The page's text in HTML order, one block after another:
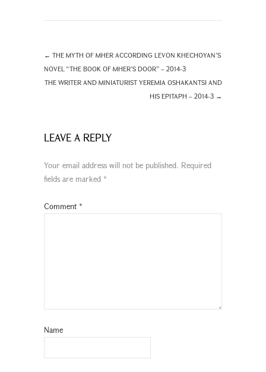
← THE MYTH OF MHER ACCORDING LEVON KHECHOYAN’S
NOVEL “THE BOOK OF MHER’S DOOR” – 2014-3
THE WRITER AND MINIATURIST YEREMIA OSHAKANTSI AND
HIS EPITAPH – 2014-3 →
LEAVE A REPLY
Your email address will not be published. Required
fields are marked *
Comment *
Name